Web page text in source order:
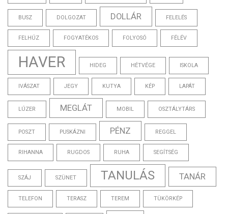
BUSZ DOLGOZAT DOLLÁR FELELÉS
FELHÚZ FOGYATÉKOS FOLYOSÓ FÉLÉV
HAVER HIDEG HÉTVÉGE ISKOLA
IVÁSZAT JEGY KUTYA KÉP LAPÁT
LÚZER MEGLÁT MOBIL OSZTÁLYTÁRS
POSZT PUSKÁZNI PÉNZ REGGEL
RIHANNA RUGDOS RUHA SEGÍTSÉG
SZÁJ SZÜNET TANULÁS TANÁR
TELEFON TERASZ TEREM TÜKÖRKÉP